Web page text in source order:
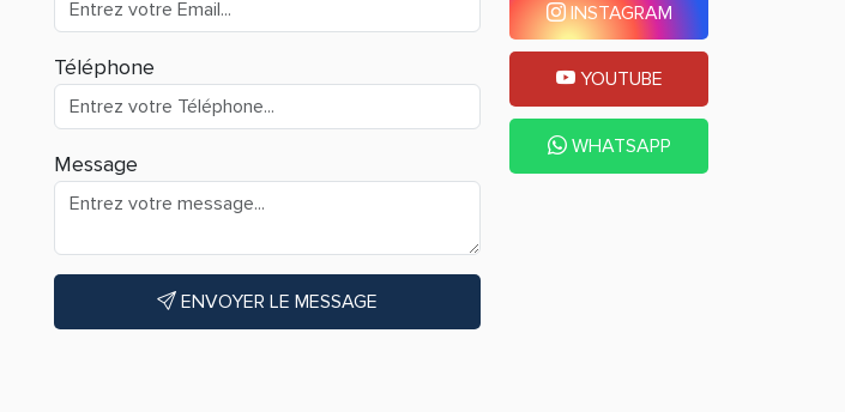
Téléphone
Message
ENVOYER LE MESSAGE
INSTAGRAM
YOUTUBE
WHATSAPP